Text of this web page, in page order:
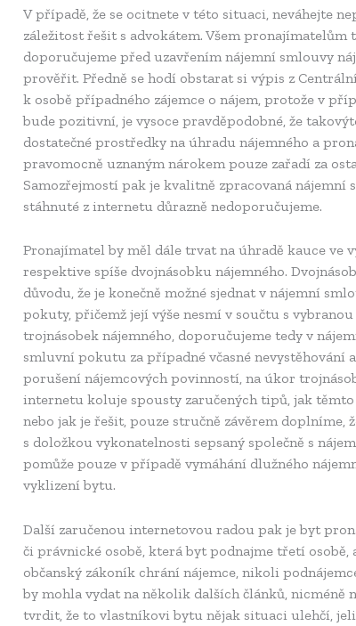
V případě, že se ocitnete v této situaci, neváhejte
záležitost řešit s advokátem. Všem pronajímatelům
doporučujeme před uzavřením nájemní smlouvy
prověřit. Předně se hodí obstarat si výpis z
k osobě případného zájemce o nájem, protože v
bude pozitivní, je vysoce pravděpodobné, že
dostatečné prostředky na úhradu nájemného a
pravomocně uznaným nárokem pouze zařadí za
Samozřejmostí pak je kvalitně zpracovaná nájemní
stáhnuté z internetu důrazně nedoporučujeme.
Pronajímatel by měl dále trvat na úhradě kauce ve
respektive spíše dvojnásobku nájemného.
důvodu, že je konečně možné sjednat v nájemní
pokuty, přičemž její výše nesmí v součtu s
trojnásobek nájemného, doporučujeme tedy v
smluvní pokutu za případné včasné nevystěhování
porušení nájemcových povinností, na úkor
internetu koluje spousty zaručených tipů, jak
nebo jak je řešit, pouze stručně závěrem doplníme,
s doložkou vykonatelnosti sepsaný společně s
pomůže pouze v případě vymáhání dlužného
vyklizení bytu.
Další zaručenou internetovou radou pak je byt
či právnické osobě, která byt podnajme třetí osobě,
občanský zákoník chrání nájemce, nikoli
by mohla vydat na několik dalších článků, nicméně
tvrdit, že to vlastníkovi bytu nějak situaci ulehčí,